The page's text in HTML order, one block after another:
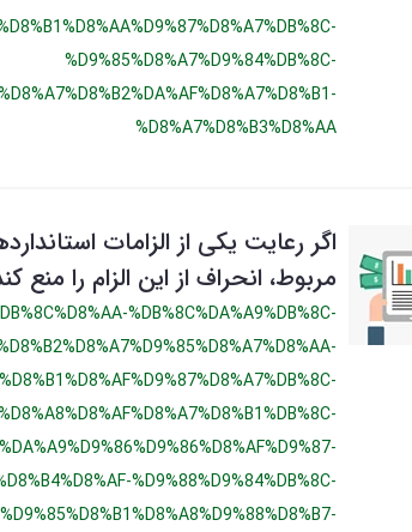
%D9%85%D8%A7%D9%84%DB%8C-
%D8%A7%D8%B3%D8%AA
اگر رعایت يکی از الزامات
مربوط، انحراف از اين الزام را
%DB%8C%DA%A9%DB%8C-
%D9%88%D9%84%DB%8C-